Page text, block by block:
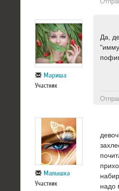
Мариша
Участник
Да,
Малышка
Участник
надо